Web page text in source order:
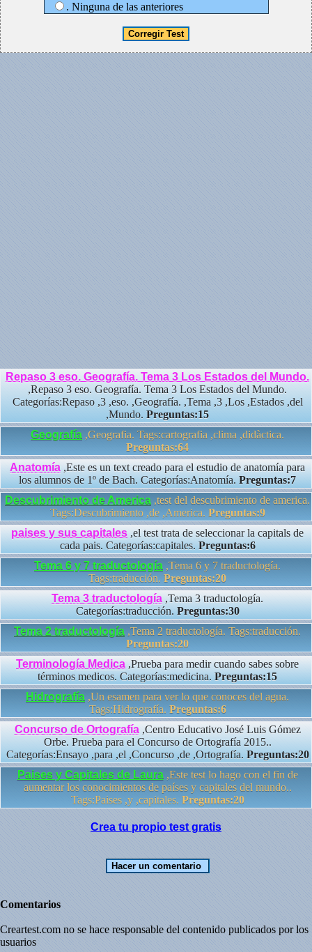
. Ninguna de las anteriores
Repaso 3 eso. Geografía. Tema 3 Los Estados del Mundo.
,Repaso 3 eso. Geografía. Tema 3 Los Estados del Mundo.
Categorías:Repaso ,3 ,eso. ,Geografía. ,Tema ,3 ,Los ,Estados ,del
,Mundo. Preguntas:15
Geografía ,Geografia. Tags:cartografia ,clima ,didàctica.
Preguntas:64
Anatomía,Este es un text creado para el estudio de anatomía para
los alumnos de 1º de Bach. Categorías:Anatomía. Preguntas:7
Descubrimiento de America ,test del descubrimiento de america.
Tags:Descubrimiento ,de ,America. Preguntas:9
paises y sus capitales ,el test trata de seleccionar la capitals de
cada pais. Categorías:capitales. Preguntas:6
Tema 6 y 7 traductología ,Tema 6 y 7 traductología.
Tags:traducción. Preguntas:20
Tema 3 traductología ,Tema 3 traductología.
Categorías:traducción. Preguntas:30
Tema 2 traductología ,Tema 2 traductología. Tags:traducción.
Preguntas:20
Terminología Medica ,Prueba para medir cuando sabes sobre
términos medicos. Categorías:medicina. Preguntas:15
Hidrografía ,Un esamen para ver lo que conoces del agua.
Tags:Hidrografía. Preguntas:6
Concurso de Ortografía,Centro Educativo José Luis Gómez
Orbe. Prueba para el Concurso de Ortografía 2015..
Categorías:Ensayo ,para ,el ,Concurso ,de ,Ortografía. Preguntas:20
Paises y Capitales de Laura,Este test lo hago con el fin de
aumentar los conocimientos de países y capitales del mundo..
Tags:Paises ,y ,capitales. Preguntas:20
Crea tu propio test gratis
Comentarios
Creartest.com no se hace responsable del contenido publicados por los
usuarios